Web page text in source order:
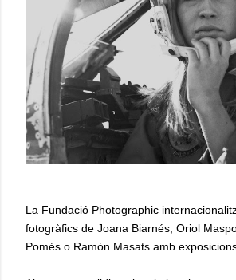
La Fundació Photographic
fotogràfics de Joana Biarnés, Oriol
Pomés o Ramón Masats amb